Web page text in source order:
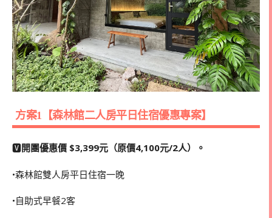
方案1【森林館二人房平日住宿優惠專案】
🆅開團優惠價 $3,399元（原價4,100元/2人）。
•森林館雙人房平日住宿一晚
•自助式早餐2客